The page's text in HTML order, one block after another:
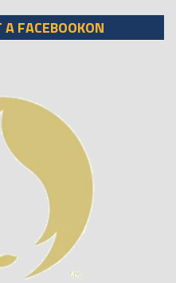
FACEBOOKON